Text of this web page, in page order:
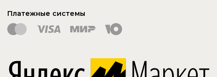
Платежные системы